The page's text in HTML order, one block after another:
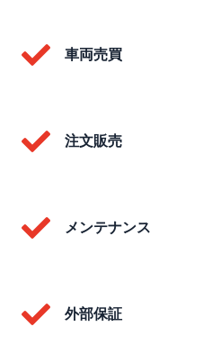
車両売買
注文販売
メンテナンス
外部保証